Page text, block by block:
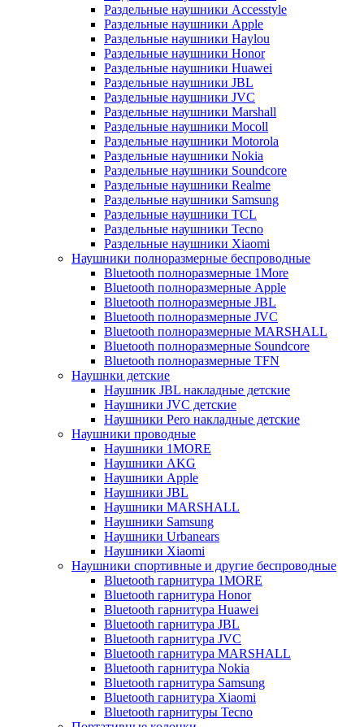
Раздельные наушники Accesstyle
Раздельные наушники Apple
Раздельные наушники Haylou
Раздельные наушники Honor
Раздельные наушники Huawei
Раздельные наушники JBL
Раздельные наушники JVC
Раздельные наушники Marshall
Раздельные наушники Mocoll
Раздельные наушники Motorola
Раздельные наушники Nokia
Раздельные наушники Soundcore
Раздельные наушники Realme
Раздельные наушники Samsung
Раздельные наушники TCL
Раздельные наушники Tecno
Раздельные наушники Xiaomi
Наушники полноразмерные беспроводные
Bluetooth полноразмерные 1More
Bluetooth полноразмерные Apple
Bluetooth полноразмерные JBL
Bluetooth полноразмерные JVC
Bluetooth полноразмерные MARSHALL
Bluetooth полноразмерные Soundcore
Bluetooth полноразмерные TFN
Наушнки детские
Наушник JBL накладные детские
Наушники JVC детские
Наушники Pero накладные детские
Наушники проводные
Наушники 1MORE
Наушники AKG
Наушники Apple
Наушники JBL
Наушники MARSHALL
Наушники Samsung
Наушники Urbanears
Наушники Xiaomi
Наушники спортивные и другие беспроводные
Bluetooth гарнитура 1MORE
Bluetooth гарнитура Honor
Bluetooth гарнитура Huawei
Bluetooth гарнитура JBL
Bluetooth гарнитура JVC
Bluetooth гарнитура MARSHALL
Bluetooth гарнитура Nokia
Bluetooth гарнитура Samsung
Bluetooth гарнитура Xiaomi
Bluetooth гарнитуры Tecno